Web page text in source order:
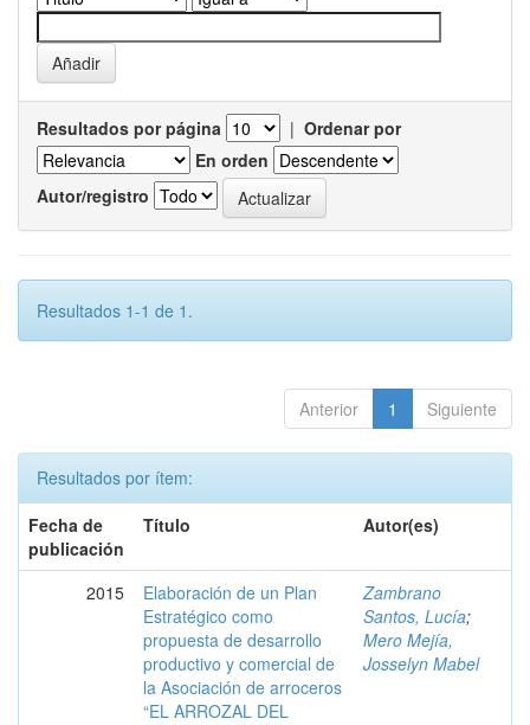
Resultados por página | Ordenar por
En orden
Autor/registro
Resultados 1-1 de 1.
Anterior 1 Siguiente
Resultados por ítem:
Fecha de
publicación
Título Autor(es)
2015
Elaboración de un Plan
Estratégico como
propuesta de desarrollo
productivo y comercial de
la Asociación de arroceros
“EL ARROZAL DEL
Zambrano
Santos, Lucía;
Mero Mejía,
Josselyn Mabel